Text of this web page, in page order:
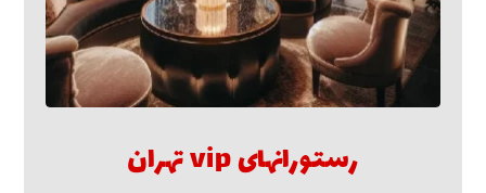
رستورانهای vip تهران